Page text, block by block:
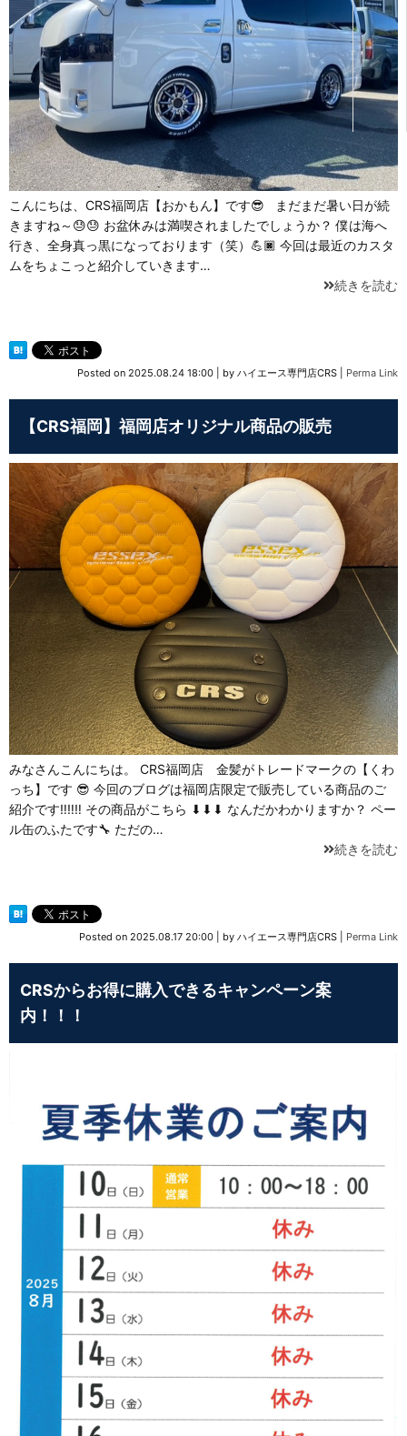
こんにちは、CRS福岡店【おかもん】です😎 まだまだ暑い日が続
きますね～😓😓 お盆休みは満喫されましたでしょうか？ 僕は海へ
行き、全身真っ黒になっております（笑）💪🏿 今回は最近のカスタ
ムをちょこっと紹介していきます…
続きを読む
Posted on 2025.08.24 18:00 by ハイエース専門店CRS Perma Link
【CRS福岡】福岡店オリジナル商品の販売
みなさんこんにちは。 CRS福岡店 金髪がトレードマークの【くわ
っち】です 😎 今回のブログは福岡店限定で販売している商品のご
紹介です‼‼‼ その商品がこちら ⬇⬇⬇ なんだかわかりますか？ ペー
ル缶のふたです🔧 ただの…
続きを読む
Posted on 2025.08.17 20:00 by ハイエース専門店CRS Perma Link
CRSからお得に購入できるキャンペーン案
内！！！